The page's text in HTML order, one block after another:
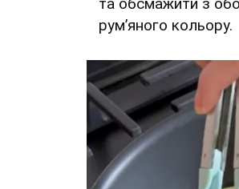
та обсмажити з
рум’яного кольору.